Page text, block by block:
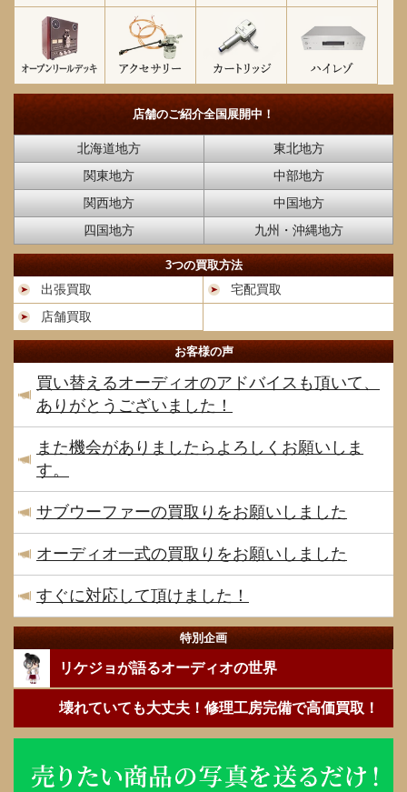
店舗のご紹介全国展開中！
北海道地方
東北地方
関東地方
中部地方
関西地方
中国地方
四国地方
九州・沖縄地方
3つの買取方法
出張買取
宅配買取
店舗買取
お客様の声
買い替えるオーディオのアドバイスも頂いて、
ありがとうございました！
また機会がありましたらよろしくお願いしま
す。
サブウーファーの買取りをお願いしました
オーディオ一式の買取りをお願いしました
すぐに対応して頂けました！
特別企画
リケジョが語るオーディオの世界
壊れていても大丈夫！修理工房完備で高価買取！